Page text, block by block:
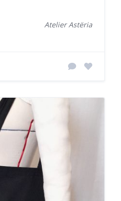
Atelier Astëria